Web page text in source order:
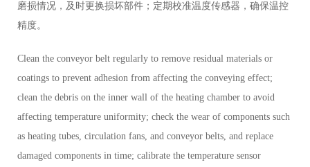
磨损情况，及时更换损坏部件；定期校准温度传感器，确保温控
精度。
Clean the conveyor belt regularly to remove residual materials or
coatings to prevent adhesion from affecting the conveying effect;
clean the debris on the inner wall of the heating chamber to avoid
affecting temperature uniformity; check the wear of components such
as heating tubes, circulation fans, and conveyor belts, and replace
damaged components in time; calibrate the temperature sensor